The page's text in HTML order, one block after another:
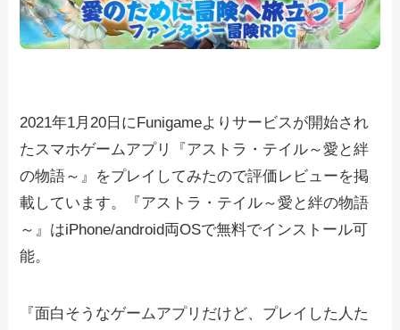
2021年1月20日にFunigameよりサービスが開始され
たスマホゲームアプリ『アストラ・テイル～愛と絆
の物語～』をプレイしてみたので評価レビューを掲
載しています。『アストラ・テイル～愛と絆の物語
～』はiPhone/android両OSで無料でインストール可
能。
『面白そうなゲームアプリだけど、プレイした人た